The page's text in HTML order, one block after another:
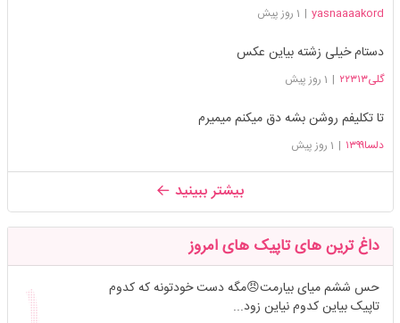
yasnaaaakord
| 1 روز پیش
دستام خیلی زشته بیاین عکس
گلی۲۲۳۱۳ | 1 روز پیش
تا تکلیفم روشن بشه دق میکنم میمیرم
دلسا۱۳۹۹ | 1 روز پیش
بیشتر ببینید
داغ ترین های تاپیک های امروز
حس ششم میای بیارمت😠مگه دست خودتونه که کدوم
تاپیک بیاین کدوم نیاین زود...